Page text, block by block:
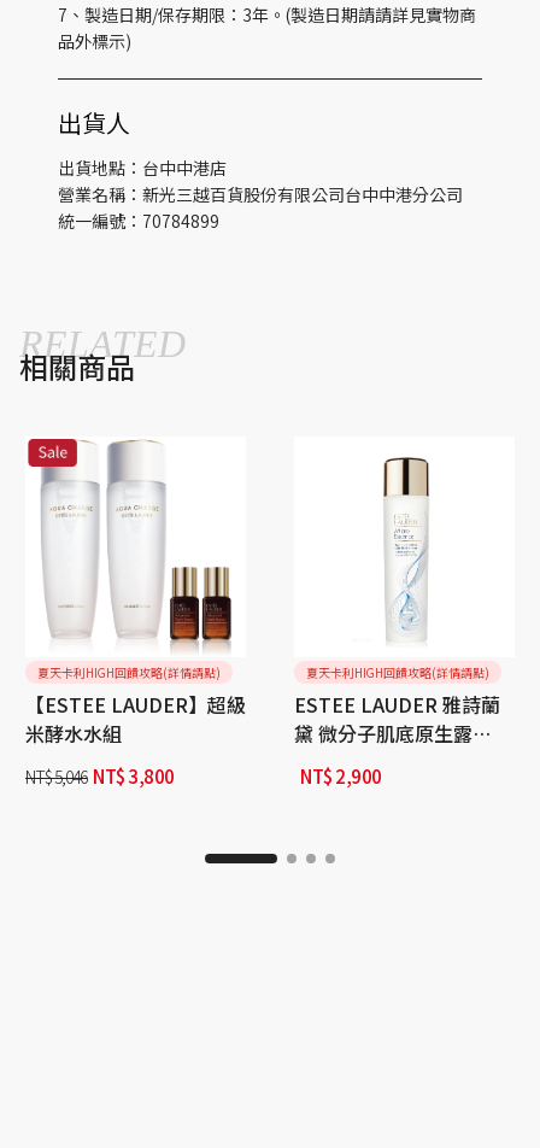
7、製造日期/保存期限：3年。(製造日期請請詳見實物商
品外標示)
出貨人
出貨地點：台中中港店
營業名稱：新光三越百貨股份有限公司台中中港分公司
統一編號：70784899
相關商品
RELATED
夏天卡利HIGH回饋攻略(詳情請點)
【ESTEE LAUDER】超級
米酵水水組
NT$5,046 NT$3,800
夏天卡利HIGH回饋攻略(詳情請點)
ESTEE LAUDER 雅詩蘭
黛 微分子肌底原生露
100ml
NT$2,900